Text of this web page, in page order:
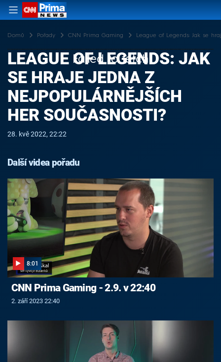
Domů Pořady CNN Prima Gaming League of Legends: Jak se
Failed to fetch
LEAGUE OF LEGENDS: JAK
SE HRAJE JEDNA Z
NEJPOPULÁRNĚJŠÍCH
HER SOUČASNOSTI?
28. kvě 2022, 22:22
Další videa pořadu
8:01
CNN Prima Gaming - 2.9. v 22:40
2. září 2023 22:40